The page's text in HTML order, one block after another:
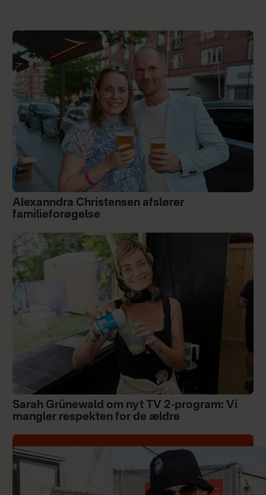
Alexanndra Christensen afslører
familieforøgelse
Sarah Grünewald om nyt TV 2-program: Vi
mangler respekten for de ældre